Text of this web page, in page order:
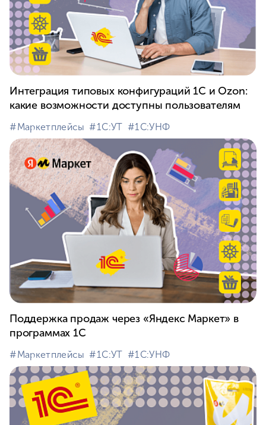
Интеграция типовых конфигураций 1С и Ozon:
какие возможности доступны пользователям
#⁣Маркетплейсы #⁣1С:УТ #⁣1С:УНФ
Поддержка продаж через «Яндекс Маркет» в
программах 1С
#⁣Маркетплейсы #⁣1С:УТ #⁣1С:УНФ